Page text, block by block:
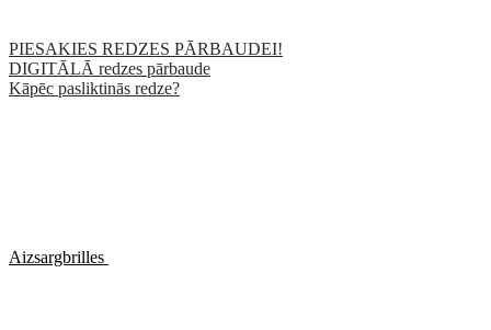
PIESAKIES REDZES PĀRBAUDEI!
DIGITĀLĀ redzes pārbaude
Kāpēc pasliktinās redze?
Aizsargbrilles